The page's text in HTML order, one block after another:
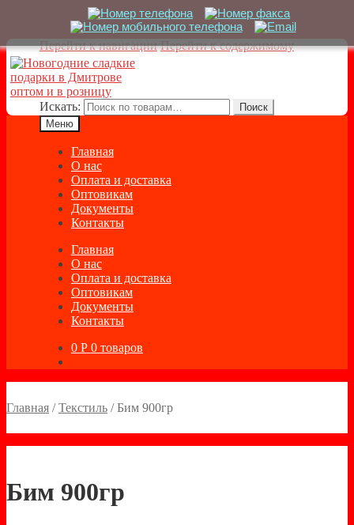
Перейти к навигации Перейти к содержимому
Искать:
Поиск
Меню
Главная
О нас
Оплата и доставка
Оптовикам
Документы
Контакты
Главная
О нас
Оплата и доставка
Оптовикам
Документы
Контакты
0 Р 0 товаров
Главная /Текстиль /Бим 900гр
Бим 900гр